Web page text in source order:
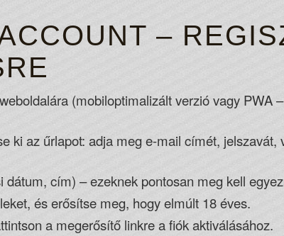
–
(mobiloptimalizált verzió vagy PWA
ki az űrlapot: adja meg e-mail címét,
cím) – ezeknek pontosan meg kell
és erősítse meg, hogy elmúlt 18 éves.
a megerősítő linkre a fiók aktiválásához.